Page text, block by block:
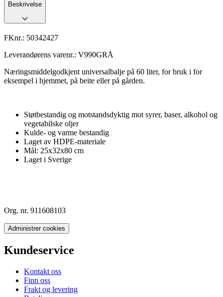
Beskrivelse
FKnr.: 50342427
Leverandørens varenr.: V990GRÅ
Næringsmiddelgodkjent universalbalje på 60 liter, for bruk i for
eksempel i hjemmet, på beite eller på gården.
Støtbestandig og motstandsdyktig mot syrer, baser, alkohol og
vegetabilske oljer
Kulde- og varme bestandig
Laget av HDPE-materiale
Mål: 25x32x80 cm
Laget i Sverige
Org. nr. 911608103
Administrer cookies
Kundeservice
Kontakt oss
Finn oss
Frakt og levering